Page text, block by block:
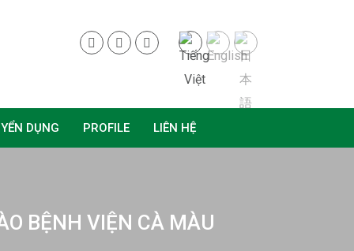
DỤNG PROFILE LIÊN HỆ
BỆNH VIỆN CÀ MÀU